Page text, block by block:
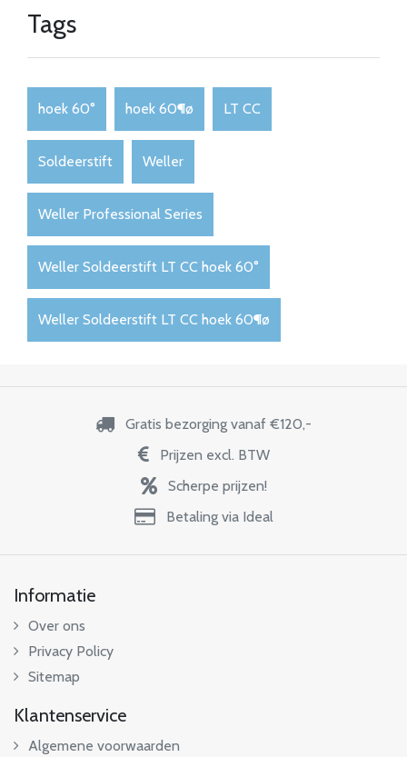
Tags
hoek 60° hoek 60¶ø LT CC
Soldeerstift Weller
Weller Professional Series
Weller Soldeerstift LT CC hoek 60°
Weller Soldeerstift LT CC hoek 60¶ø
Gratis bezorging vanaf €120,-
Prijzen excl. BTW
Scherpe prijzen!
Betaling via Ideal
Informatie
Over ons
Privacy Policy
Sitemap
Klantenservice
Algemene voorwaarden